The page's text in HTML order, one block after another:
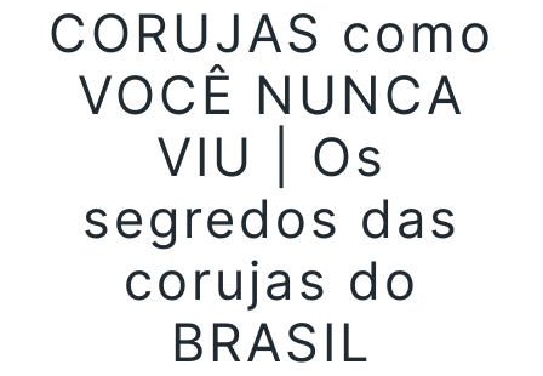
CORUJAS como
VOCÊ NUNCA
VIU | Os
segredos das
corujas do
BRASIL